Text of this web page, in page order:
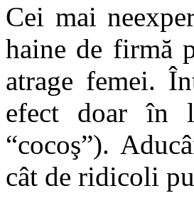
Cei mai
haine de firmă
atrage femei.
efect doar în
“cocoş”).
cât de ridicoli